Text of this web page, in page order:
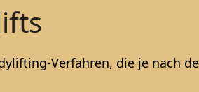
Verfahren, die je nach